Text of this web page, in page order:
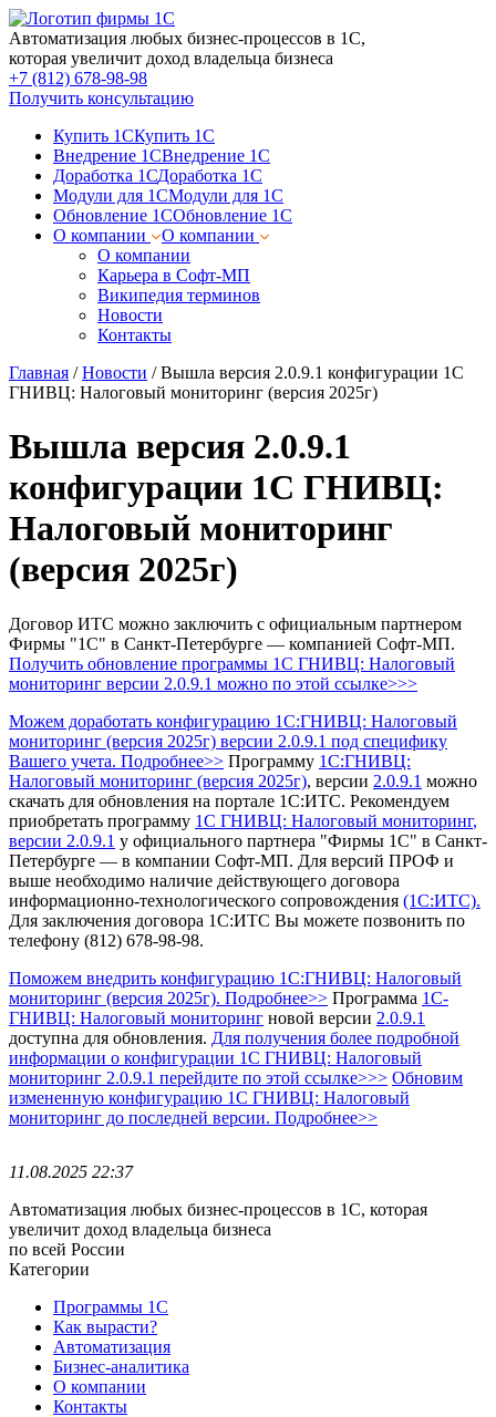
Автоматизация любых бизнес-процессов в 1С,
которая увеличит доход владельца бизнеса
+7 (812) 678-98-98
Получить консультацию
Купить 1СКупить 1С
Внедрение 1СВнедрение 1С
Доработка 1СДоработка 1С
Модули для 1СМодули для 1С
Обновление 1СОбновление 1С
О компании
О компании
О компании
Карьера в Софт-МП
Википедия терминов
Новости
Контакты
Главная /Новости /Вышла версия 2.0.9.1 конфигурации 1С
ГНИВЦ: Налоговый мониторинг (версия 2025г)
Вышла версия 2.0.9.1
конфигурации 1С ГНИВЦ:
Налоговый мониторинг
(версия 2025г)
Договор ИТС можно заключить с официальным партнером
Фирмы "1С" в Санкт-Петербурге — компанией Софт-МП.
Получить обновление программы 1С ГНИВЦ: Налоговый
мониторинг версии 2.0.9.1 можно по этой ссылке>>>
Можем доработать конфигурацию 1С:ГНИВЦ: Налоговый
мониторинг (версия 2025г) версии 2.0.9.1 под специфику
Вашего учета. Подробнее>> Программу 1С:ГНИВЦ:
Налоговый мониторинг (версия 2025г), версии 2.0.9.1 можно
скачать для обновления на портале 1С:ИТС. Рекомендуем
приобретать программу 1С ГНИВЦ: Налоговый мониторинг,
версии 2.0.9.1 у официального партнера "Фирмы 1С" в Санкт-
Петербурге — в компании Софт-МП. Для версий ПРОФ и
выше необходимо наличие действующего договора
информационно-технологического сопровождения (1С:ИТС).
Для заключения договора 1С:ИТС Вы можете позвонить по
телефону (812) 678-98-98.
Поможем внедрить конфигурацию 1С:ГНИВЦ: Налоговый
мониторинг (версия 2025г). Подробнее>> Программа 1С-
ГНИВЦ: Налоговый мониторинг новой версии 2.0.9.1
доступна для обновления. Для получения более подробной
информации о конфигурации 1С ГНИВЦ: Налоговый
мониторинг 2.0.9.1 перейдите по этой ссылке>>> Обновим
измененную конфигурацию 1С ГНИВЦ: Налоговый
мониторинг до последней версии. Подробнее>>
11.08.2025 22:37
Автоматизация любых бизнес-процессов в 1С, которая
увеличит доход владельца бизнеса
по всей России
Категории
Программы 1С
Как вырасти?
Автоматизация
Бизнес-аналитика
О компании
Контакты